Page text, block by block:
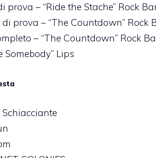
prova – “Ride the Stache” Rock
di prova – “The Countdown” Rock
– “The Countdown” Rock
Somebody” Lips
Schiacciante